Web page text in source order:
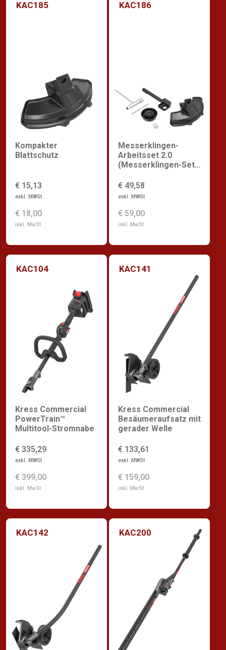
KAC185
Kompakter
Blattschutz
€ 15,13
exkl. MWSt
€ 18,00
inkl. MwSt
KAC186
Messerklingen-
Arbeitsset 2.0
(Messerklingen-Set
kompakter
Klingenschutz, P-
€ 49,58
exkl. MWSt
€ 59,00
inkl. MwSt
KAC104
Kress Commercial
PowerTrain™
Multitool-Stromnabe
€ 335,29
exkl. MWSt
€ 399,00
inkl. MwSt
KAC141
Kress Commercial
Besäumeraufsatz mit
gerader Welle
€ 133,61
exkl. MWSt
€ 159,00
inkl. MwSt
KAC142 KAC200